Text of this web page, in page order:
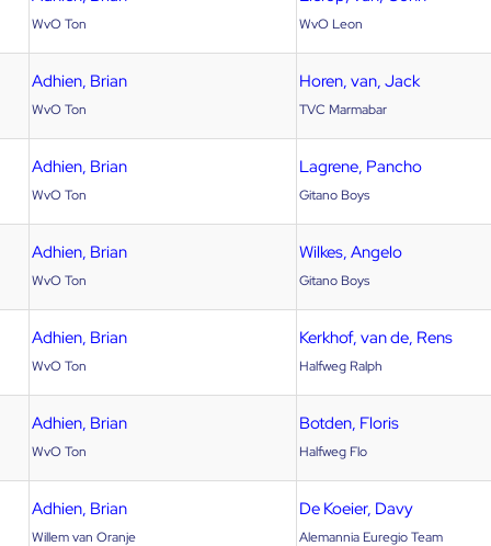
WvO Ton WvO Leon
Adhien, Brian
WvO Ton
Horen, van, Jack
TVC Marmabar
Adhien, Brian
WvO Ton
Lagrene, Pancho
Gitano Boys
Adhien, Brian
WvO Ton
Wilkes, Angelo
Gitano Boys
Adhien, Brian
WvO Ton
Kerkhof, van de, Rens
Halfweg Ralph
Adhien, Brian
WvO Ton
Botden, Floris
Halfweg Flo
Adhien, Brian
Willem van Oranje
De Koeier, Davy
Alemannia Euregio Team